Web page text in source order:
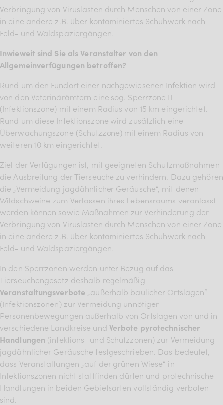
Verbringung von Viruslasten durch Menschen von einer Zone
in eine andere z.B. über kontaminiertes Schuhwerk nach
Feld- und Waldspaziergängen.
Inwieweit sind Sie als Veranstalter von den
Allgemeinverfügungen betroffen?
Rund um den Fundort einer nachgewiesenen Infektion wird
von den Veterinärämtern eine sog. Sperrzone II
(Infektionszone) mit einem Radius von 15 km eingerichtet.
Rund um diese Infektionszone wird zusätzlich eine
Überwachungszone (Schutzzone) mit einem Radius von
weiteren 10 km eingerichtet.
Ziel der Verfügungen ist, mit geeigneten Schutzmaßnahmen
die Ausbreitung der Tierseuche zu verhindern. Dazu gehören
die „Vermeidung jagdähnlicher Geräusche“, mit denen
Wildschweine zum Verlassen ihres Lebensraums veranlasst
werden können sowie Maßnahmen zur Verhinderung der
Verbringung von Viruslasten durch Menschen von einer Zone
in eine andere z.B. über kontaminiertes Schuhwerk nach
Feld- und Waldspaziergängen.
In den Sperrzonen werden unter Bezug auf das
Tierseuchengesetz deshalb regelmäßig
Veranstaltungsverbote „außerhalb baulicher Ortslagen“
(Infektionszonen) zur Vermeidung unnötiger
Personenbewegungen außerhalb von Ortslagen von und in
verschiedene Landkreise und Verbote pyrotechnischer
Handlungen (infektions- und Schutzzonen) zur Vermeidung
jagdähnlicher Geräusche festgeschrieben. Das bedeutet,
dass Veranstaltungen „auf der grünen Wiese“ in
Infektionszonen nicht stattfinden dürfen und protechnische
Handlungen in beiden Gebietsarten vollständig verboten
sind.
BDKV Female Voice